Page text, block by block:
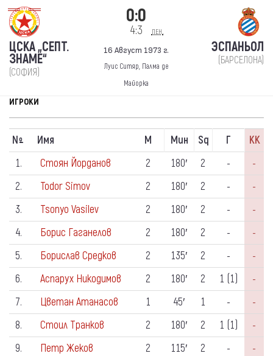
ЦСКА „СЕПТ.
ЗНАМЕ“
(СОФИЯ)
0:0
4:3 пен.
16 Август 1973 г.
Луис Ситяр, Палма де
Майорка
ЭСПАНЬОЛ
(БАРСЕЛОНА)
ИГРОКИ
Nº Имя М Мин Sq Г
КК
1.
Стоян Йорданов 2 180′ 2 -
-
2.
Todor Simov 2 180′ 2 -
-
3.
Tsonyo Vasilev 2 180′ 2 -
-
4.
Борис Гаганелов 2 180′ 2 -
-
5.
Борислав Средков 2 135′ 2 -
-
6.
Аспарух Никодимов 2 180′ 2 1 (1)
-
7.
Цветан Атанасов 1 45′ 1 -
-
8.
Стоил Транков 2 180′ 2 1 (1)
-
9.
Петр Жеков 2 115′ 2 -
-